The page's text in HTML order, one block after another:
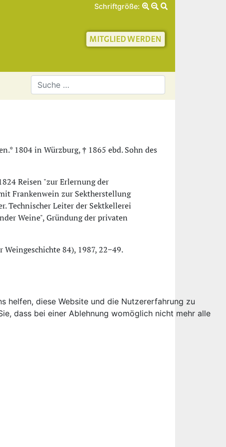
Schriftgröße:
für Geschichte
1804 in Würzburg, † 1865 ebd. Sohn des
Reisen "zur Erlernung der
Frankenwein zur Sektherstellung
Technischer Leiter der Sektkellerei
Weine", Gründung der privaten
84), 1987, 22−49.
helfen, diese Website und die Nutzererfahrung zu
dass bei einer Ablehnung womöglich nicht mehr alle